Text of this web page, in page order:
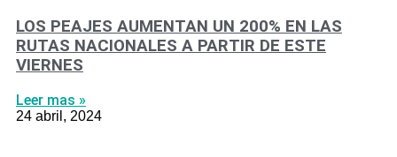
LOS PEAJES AUMENTAN UN 200% EN LAS
RUTAS NACIONALES A PARTIR DE ESTE
VIERNES
Leer mas »
24 abril, 2024